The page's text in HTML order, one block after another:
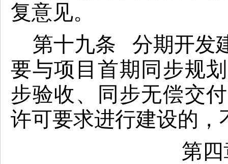
复意见。
第十九条 分期开发
要与项目首期同步规
步验收、同步无偿交
许可要求进行建设的
第